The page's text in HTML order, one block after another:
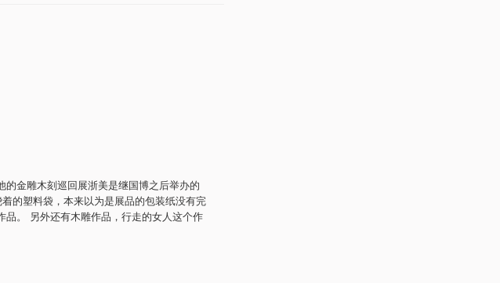
金雕木刻巡回展浙美是继国博之后举办的
的塑料袋，本来以为是展品的包装纸没有完
。 另外还有木雕作品，行走的女人这个作